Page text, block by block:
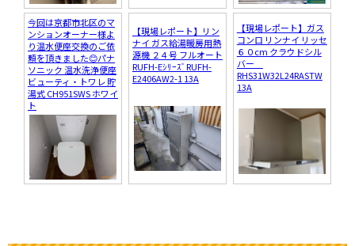
今回は京都市北区のマ
ンションオーナー様よ
り温水便座交換のご依
頼を頂きました😊パナ
ソニック 温水洗浄便座
ビューティ・トワレ 貯
湯式 CH951SWS ホワイ
ト
【現場レポート】リン
ナイ ガス給湯暖房用熱
源機 ２４号 フルオート
RUFH-EｼﾘｰｽﾞRUFH-
E2406AW2-1 13A
【現場レポート】ガス
コンロ リンナイ リッセ
６０cm クラウドシル
バー
RHS31W32L24RASTW
13A